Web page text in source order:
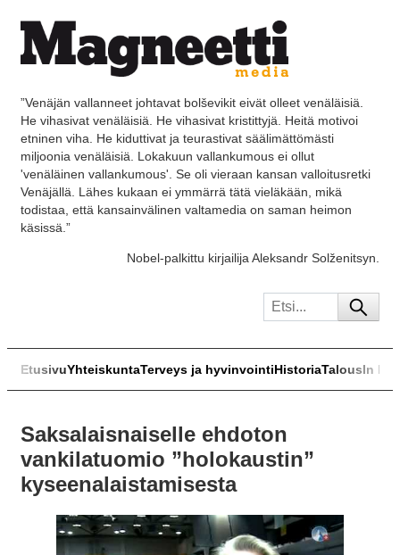
”Venäjän vallanneet johtavat bolševikit eivät olleet venäläisiä.
He vihasivat venäläisiä. He vihasivat kristittyjä. Heitä motivoi
etninen viha. He kiduttivat ja teurastivat säälimättömästi
miljoonia venäläisiä. Lokakuun vallankumous ei ollut
'venäläinen vallankumous'. Se oli vieraan kansan valloitusretki
Venäjällä. Lähes kukaan ei ymmärrä tätä vieläkään, mikä
todistaa, että kansainvälinen valtamedia on saman heimon
käsissä.”
Nobel-palkittu kirjailija Aleksandr Solženitsyn.
EtusivuYhteiskuntaTerveys ja hyvinvointiHistoriaTalousIn
Saksalaisnaiselle ehdoton
vankilatuomio ”holokaustin”
kyseenalaistamisesta